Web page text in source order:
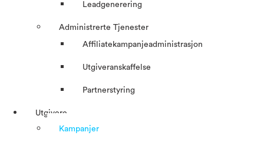
Leadgenerering
Administrerte Tjenester
Affiliatekampanjeadministrasjon
Utgiveranskaffelse
Partnerstyring
Utgivere
Kampanjer